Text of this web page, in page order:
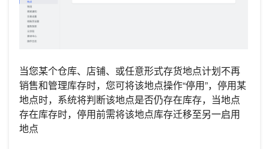
当您某个仓库、店铺、或任意形式存货地点计划不再
销售和管理库存时，您可将该地点操作“停用”，停用某
地点时，系统将判断该地点是否仍存在库存，当地点
存在库存时，停用前需将该地点库存迁移至另一启用
地点